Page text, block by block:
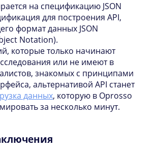
на спецификацию JSON
для построения API,
формат данных JSON
Notation).
которые только начинают
или не имеют в
знакомых с принципами
альтернативой API станет
данных, которую в Oprosso
за несколько минут.